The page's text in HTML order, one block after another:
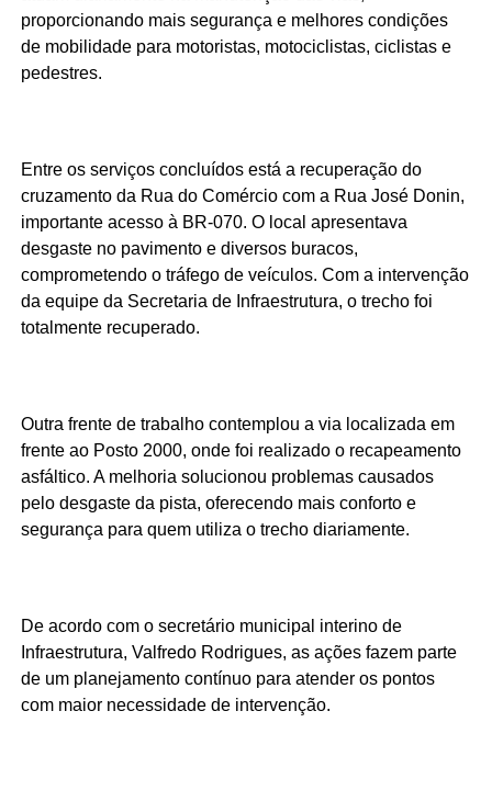
proporcionando mais segurança e melhores condições
de mobilidade para motoristas, motociclistas, ciclistas e
pedestres.
Entre os serviços concluídos está a recuperação do
cruzamento da Rua do Comércio com a Rua José Donin,
importante acesso à BR-070. O local apresentava
desgaste no pavimento e diversos buracos,
comprometendo o tráfego de veículos. Com a intervenção
da equipe da Secretaria de Infraestrutura, o trecho foi
totalmente recuperado.
Outra frente de trabalho contemplou a via localizada em
frente ao Posto 2000, onde foi realizado o recapeamento
asfáltico. A melhoria solucionou problemas causados
pelo desgaste da pista, oferecendo mais conforto e
segurança para quem utiliza o trecho diariamente.
De acordo com o secretário municipal interino de
Infraestrutura, Valfredo Rodrigues, as ações fazem parte
de um planejamento contínuo para atender os pontos
com maior necessidade de intervenção.